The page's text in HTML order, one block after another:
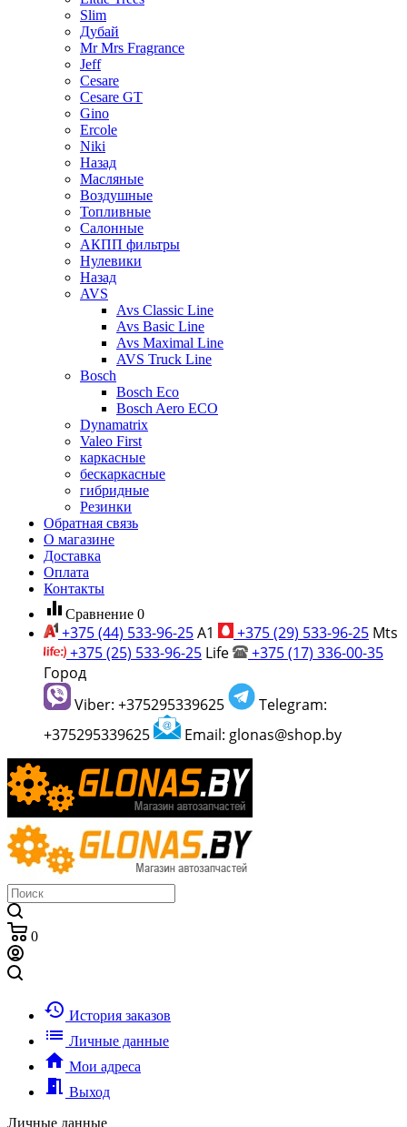
Slim
Дубай
Mr Mrs Fragrance
Jeff
Cesare
Cesare GT
Gino
Ercole
Niki
Назад
Масляные
Воздушные
Топливные
Салонные
АКПП фильтры
Нулевики
Назад
AVS
Avs Classic Line
Avs Basic Line
Avs Maximal Line
AVS Truck Line
Bosch
Bosch Eco
Bosch Aero ECO
Dynamatrix
Valeo First
каркасные
бескаркасные
гибридные
Резинки
Обратная связь
О магазине
Доставка
Оплата
Контакты
equalizer Сравнение 0
+375 (44) 533-96-25A1 +375 (29) 533-96-25 Mts
+375 (25) 533-96-25 Life
+375 (17) 336-00-35
Город
Viber: +375295339625
Telegram:
+375295339625
Email: glonas@shop.by
0
history История заказов
list Личные данные
home Мои адреса
meeting_room Выход
Личные данные